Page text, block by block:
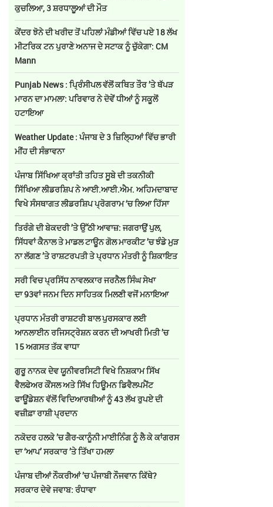
ਕੁਚਲਿਆ, 3 ਸ਼ਰਧਾਲੂਆਂ ਦੀ ਮੌਤ
ਕੇਂਦਰ ਝੋਨੇ ਦੀ ਖਰੀਦ ਤੋਂ ਪਹਿਲਾਂ ਮੰਡੀਆਂ ਵਿੱਚ ਪਏ 18 ਲੱਖ
ਮੀਟਰਿਕ ਟਨ ਪੁਰਾਣੇ ਅਨਾਜ ਦੇ ਸਟਾਕ ਨੂੰ ਚੁੱਕੇਗਾ: CM
Mann
Punjab News : ਪ੍ਰਿੰਸੀਪਲ ਵੱਲੋਂ ਕਥਿਤ ਤੌਰ ’ਤੇ ਥੱਪੜ
ਮਾਰਨ ਦਾ ਮਾਮਲਾ: ਪਰਿਵਾਰ ਨੇ ਦੋਵੇਂ ਧੀਆਂ ਨੂੰ ਸਕੂਲੋਂ
ਹਟਾਇਆ
Weather Update : ਪੰਜਾਬ ਦੇ 3 ਜ਼ਿਲ੍ਹਿਆਂ ਵਿੱਚ ਭਾਰੀ
ਮੀਂਹ ਦੀ ਸੰਭਾਵਨਾ
ਪੰਜਾਬ ਸਿੱਖਿਆ ਕ੍ਰਾਂਤੀ ਤਹਿਤ ਸੂਬੇ ਦੀ ਤਕਨੀਕੀ
ਸਿੱਖਿਆ ਲੀਡਰਸ਼ਿਪ ਨੇ ਆਈ.ਆਈ.ਐਮ. ਅਹਿਮਦਾਬਾਦ
ਵਿਖੇ ਸੰਸਥਾਗਤ ਲੀਡਰਸ਼ਿਪ ਪ੍ਰੋਗਰਾਮ ‘ਚ ਲਿਆ ਹਿੱਸਾ
ਤਿਰੰਗੇ ਦੀ ਬੇਕਦਰੀ ’ਤੇ ਉੱਠੀ ਆਵਾਜ਼: ਜਗਰਾਉਂ ਪੁਲ,
ਸਿੱਧਵਾਂ ਕੈਨਾਲ ਤੇ ਮਾਡਲ ਟਾਊਨ ਗੋਲ ਮਾਰਕੀਟ ’ਚ ਝੰਡੇ ਮੁੜ
ਨਾ ਲੱਗਣ ’ਤੇ ਰਾਸ਼ਟਰਪਤੀ ਤੇ ਪ੍ਰਧਾਨ ਮੰਤਰੀ ਨੂੰ ਸ਼ਿਕਾਇਤ
ਸਰੀ ਵਿਚ ਪ੍ਰਸਿੱਧ ਨਾਵਲਕਾਰ ਜਰਨੈਲ ਸਿੰਘ ਸੇਖਾ
ਦਾ 93ਵਾਂ ਜਨਮ ਦਿਨ ਸਾਹਿਤਕ ਮਿਲਣੀ ਵਜੋਂ ਮਨਾਇਆ
ਪ੍ਰਧਾਨ ਮੰਤਰੀ ਰਾਸ਼ਟਰੀ ਬਾਲ ਪੁਰਸਕਾਰ ਲਈ
ਆਨਲਾਈਨ ਰਜਿਸਟ੍ਰੇਸ਼ਨ ਕਰਨ ਦੀ ਆਖਰੀ ਮਿਤੀ ’ਚ
15 ਅਗਸਤ ਤੱਕ ਵਾਧਾ
ਗੁਰੂ ਨਾਨਕ ਦੇਵ ਯੂਨੀਵਰਸਿਟੀ ਵਿਖੇ ਨਿਸ਼ਕਾਮ ਸਿੱਖ
ਵੈਲਫੇਅਰ ਕੌਂਸਲ ਅਤੇ ਸਿੱਖ ਹਿਊਮਨ ਡਿਵੈਲਪਮੈਂਟ
ਫਾਊਂਡੇਸ਼ਨ ਵੱਲੋਂ ਵਿਦਿਆਰਥੀਆਂ ਨੂੰ 43 ਲੱਖ ਰੁਪਏ ਦੀ
ਵਜ਼ੀਫ਼ਾ ਰਾਸ਼ੀ ਪ੍ਰਦਾਨ
ਨਕੋਦਰ ਹਲਕੇ ’ਚ ਗੈਰ-ਕਾਨੂੰਨੀ ਮਾਈਨਿੰਗ ਨੂੰ ਲੈ ਕੇ ਕਾਂਗਰਸ
ਦਾ ‘ਆਪ’ ਸਰਕਾਰ ’ਤੇ ਤਿੱਖਾ ਹਮਲਾ
ਪੰਜਾਬ ਦੀਆਂ ਨੌਕਰੀਆਂ ’ਚ ਪੰਜਾਬੀ ਨੌਜਵਾਨ ਕਿੱਥੇ?
ਸਰਕਾਰ ਦੇਵੇ ਜਵਾਬ: ਰੰਧਾਵਾ